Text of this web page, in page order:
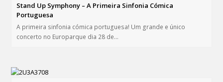
Stand Up Symphony – A Primeira Sinfonia Cómica
Portuguesa
A primeira sinfonia cómica portuguesa! Um grande e único
concerto no Europarque dia 28 de…